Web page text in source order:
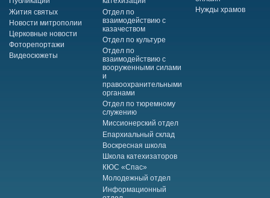
Жития святых
Новости митрополии
Церковные новости
Фоторепортажи
Видеосюжеты
Отдел по
взаимодействию с
казачеством
Отдел по культуре
Отдел по
взаимодействию с
вооруженными силами
и
правоохранительными
органами
Отдел по тюремному
служению
Миссионерский отдел
Епархиальный склад
Воскресная школа
Школа катехизаторов
КЮС «Спас»
Молодежный отдел
Информационный
Нужды храмов